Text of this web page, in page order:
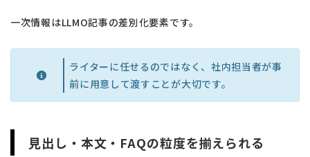
一次情報はLLMO記事の差別化要素です。
ライターに任せるのではなく、社内担当者が事
前に用意して渡すことが大切です。
見出し・本文・FAQの粒度を揃えられる